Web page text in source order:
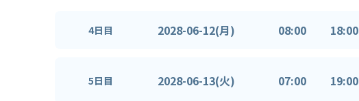
4日目 2028-06-12(月) 08:00 18:00
5日目 2028-06-13(火) 07:00 19:00